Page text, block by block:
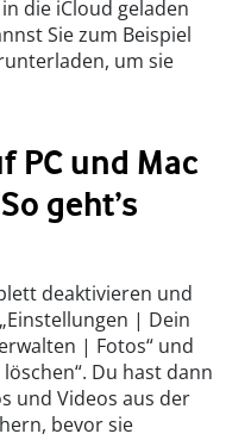
die iCloud geladen
Sie zum Beispiel
um sie
PC und Mac
geht’s
deaktivieren und
| Dein
| Fotos“ und
Du hast dann
und Videos aus der
bevor sie